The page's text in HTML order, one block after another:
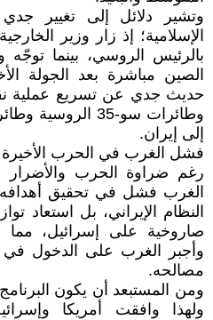
وتشير دلائل إلى تغيير
الإسلامية؛ إذ زار وزير
بالرئيس الروسي، بينما توجّه
الصين مباشرة بعد الجولة
حديث جدي عن تسريع عملية
إلى إيران.
فشل الغرب في الحرب الأخيرة
رغم ضراوة الحرب والأضرار
الغرب فشل في تحقيق أهدافه
النظام الإيراني، بل استعاد
صاروخية على إسرائيل،
وأجبر الغرب على الدخول
مصالحه.
ومن المستبعد أن يكون
ولهذا وافقت أمريكا